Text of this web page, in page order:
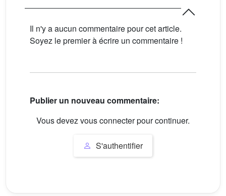
Il n'y a aucun commentaire pour cet article.
Soyez le premier à écrire un commentaire !
Publier un nouveau commentaire:
Vous devez vous connecter pour continuer.
S'authentifier